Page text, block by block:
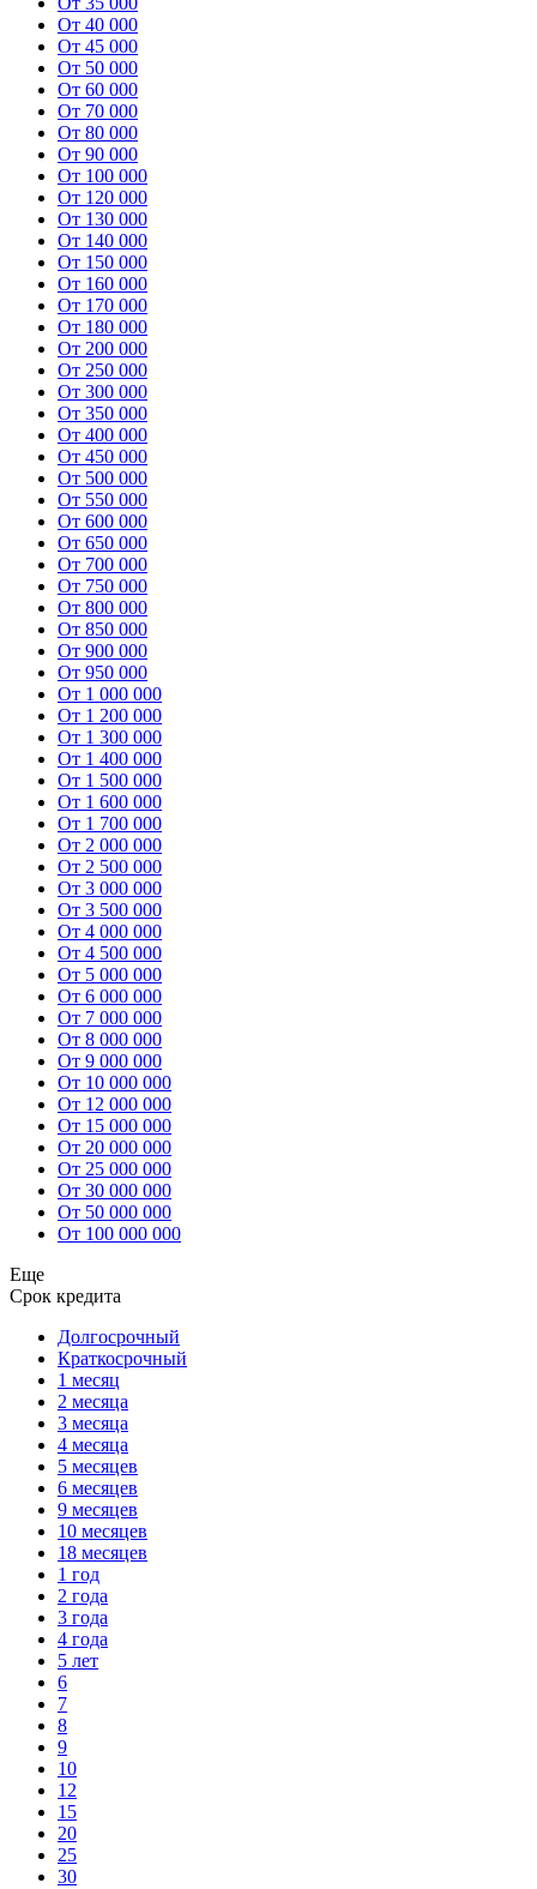
От 40 000
От 45 000
От 50 000
От 60 000
От 70 000
От 80 000
От 90 000
От 100 000
От 120 000
От 130 000
От 140 000
От 150 000
От 160 000
От 170 000
От 180 000
От 200 000
От 250 000
От 300 000
От 350 000
От 400 000
От 450 000
От 500 000
От 550 000
От 600 000
От 650 000
От 700 000
От 750 000
От 800 000
От 850 000
От 900 000
От 950 000
От 1 000 000
От 1 200 000
От 1 300 000
От 1 400 000
От 1 500 000
От 1 600 000
От 1 700 000
От 2 000 000
От 2 500 000
От 3 000 000
От 3 500 000
От 4 000 000
От 4 500 000
От 5 000 000
От 6 000 000
От 7 000 000
От 8 000 000
От 9 000 000
От 10 000 000
От 12 000 000
От 15 000 000
От 20 000 000
От 25 000 000
От 30 000 000
От 50 000 000
От 100 000 000
Еще
Срок кредита
Долгосрочный
Краткосрочный
1 месяц
2 месяца
3 месяца
4 месяца
5 месяцев
6 месяцев
9 месяцев
10 месяцев
18 месяцев
1 год
2 года
3 года
4 года
5 лет
6
7
8
9
10
12
15
20
25
30